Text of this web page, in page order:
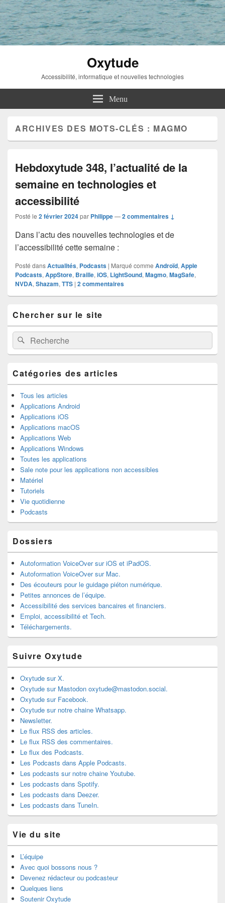
Oxytude
Accessibilité, informatique et nouvelles technologies
Menu
ARCHIVES DES MOTS-CLÉS : MAGMO
Hebdoxytude 348, l’actualité de la
semaine en technologies et
accessibilité
Posté le 2 février 2024par Philippe—2 commentaires ↓
Dans l’actu des nouvelles technologies et de
l’accessibilité cette semaine :
Posté dansActualités, Podcasts | Marqué comme Androïd, Apple
Podcasts, AppStore, Braille, iOS, LightSound, Magmo, MagSafe,
NVDA, Shazam, TTS | 2 commentaires
principale
de
widget
pour
la
latérale
Chercher sur le site
Recherche :Rechercher
Catégories des articles
Tous les articles
Applications Android
Applications iOS
Applications macOS
Applications Web
Applications Windows
Toutes les applications
Sale note pour les applications non accessibles
Matériel
Tutoriels
Vie quotidienne
Podcasts
Dossiers
Autoformation VoiceOver sur iOS et iPadOS.
Autoformation VoiceOver sur Mac.
Des écouteurs pour le guidage piéton numérique.
Petites annonces de l’équipe.
Accessibilité des services bancaires et financiers.
Emploi, accessibilité et Tech.
Téléchargements.
Suivre Oxytude
Oxytude sur X.
Oxytude sur Mastodon oxytude@mastodon.social.
Oxytude sur Facebook.
Oxytude sur notre chaine Whatsapp.
Newsletter.
Le flux RSS des articles.
Le flux RSS des commentaires.
Le flux des Podcasts.
Les Podcasts dans Apple Podcasts.
Les podcasts sur notre chaine Youtube.
Les podcasts dans Spotify.
Les podcasts dans Deezer.
Les podcasts dans TuneIn.
Vie du site
L’équipe
Avec quoi bossons nous ?
Devenez rédacteur ou podcasteur
Quelques liens
Soutenir Oxytude